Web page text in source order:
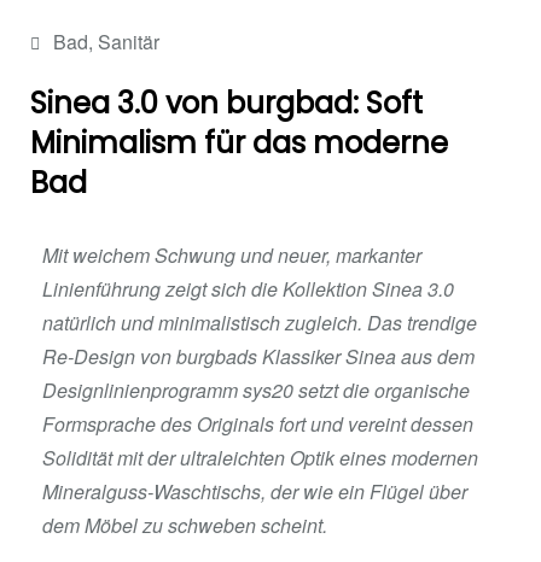
Bad, Sanitär
Sinea 3.0 von burgbad: Soft
Minimalism für das moderne
Bad
Mit weichem Schwung und neuer, markanter
Linienführung zeigt sich die Kollektion Sinea 3.0
natürlich und minimalistisch zugleich. Das trendige
Re-Design von burgbads Klassiker Sinea aus dem
Designlinienprogramm sys20 setzt die organische
Formsprache des Originals fort und vereint dessen
Solidität mit der ultraleichten Optik eines modernen
Mineralguss-Waschtischs, der wie ein Flügel über
dem Möbel zu schweben scheint.